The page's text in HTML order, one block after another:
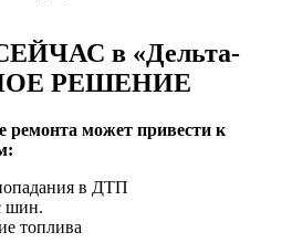
в «Дельта-
РЕШЕНИЕ
ремонта может привести к
в ДТП
шин.
топлива